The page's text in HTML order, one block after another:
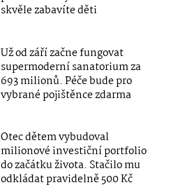
skvěle zabavíte děti
Už od září začne fungovat
supermoderní sanatorium za
693 milionů. Péče bude pro
vybrané pojištěnce zdarma
Otec dětem vybudoval
milionové investiční portfolio
do začátku života. Stačilo mu
odkládat pravidelně 500 Kč